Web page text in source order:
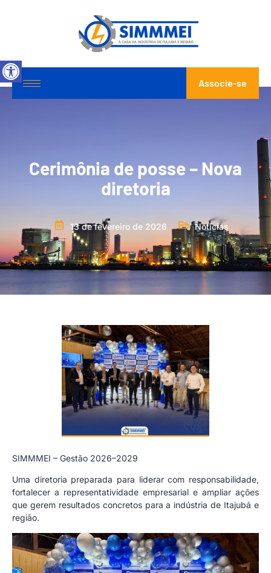
Abrir a barra de ferramentas
Associe-se
Cerimônia de posse – Nova
diretoria
13 de fevereiro de 2026 Notícias
SIMMMEI – Gestão 2026–2029
Uma diretoria preparada para liderar com responsabilidade,
fortalecer a representatividade empresarial e ampliar ações
que gerem resultados concretos para a indústria de Itajubá e
região.